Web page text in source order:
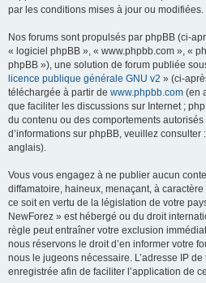
par les conditions mises à jour ou modifiées.
Nos forums sont propulsés par phpBB (ci-
« logiciel phpBB », « www.phpbb.com », «
phpBB »), une solution de forum publiée
licence publique générale GNU v2 » (ci-
téléchargée à partir de www.phpbb.com (en
que faciliter les discussions sur Internet ;
du contenu ou des comportements
d’informations sur phpBB, veuillez consulter :
anglais).
Vous vous engagez à ne publier aucun
diffamatoire, haineux, menaçant, à
ce soit en vertu de la législation de votre
NewForez » est hébergé ou du droit
règle peut entraîner votre exclusion
nous réservons le droit d’en informer votre
nous le jugeons nécessaire. L’adresse IP
enregistrée afin de faciliter l’application de